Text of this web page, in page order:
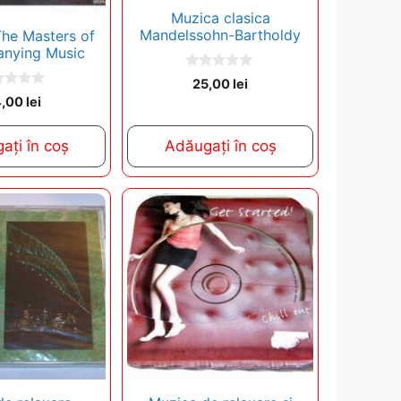
Masters of
Music
lei
în coș
Muzica clasica
Mandelssohn-Bartholdy
o
f
5
25,00lei
Adăugați în coș